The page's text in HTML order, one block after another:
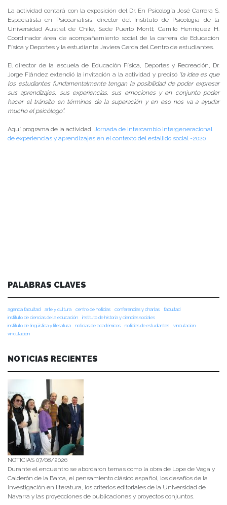
La actividad contará con la exposición del Dr. En Psicología José Carrera S.
Especialista en Psicoanálisis, director del Instituto de Psicología de la
Universidad Austral de Chile, Sede Puerto Montt; Camilo Henríquez H.
Coordinador área de acompañamiento social de la carrera de Educación
Física y Deportes y la estudiante Javiera Cerda del Centro de estudiantes.
El director de la escuela de Educación Física, Deportes y Recreación, Dr.
Jorge Flández extendió la invitación a la actividad y precisó “la idea es que
los estudiantes fundamentalmente tengan la posibilidad de poder expresar
sus aprendizajes, sus experiencias, sus emociones y en conjunto poder
hacer el tránsito en términos de la superación y en eso nos va a ayudar
mucho el psicólogo”.
Aquí programa de la actividad Jornada de intercambio intergeneracional
de experiencias y aprendizajes en el contexto del estallido social -2020
PALABRAS CLAVES
agenda facultad arte y cultura centro de noticias conferencias y charlas
facultad
instituto de ciencias de la educación
instituto de historia y ciencias sociales
instituto de lingüística y literatura
noticias de académicos noticias de estudiantes
vinculacion
vinculación
NOTICIAS RECIENTES
NOTICIAS 07/08/2026
Durante el encuentro se abordaron temas como la obra de Lope de Vega y
Calderón de la Barca, el pensamiento clásico español, los desafíos de la
investigación en literatura, los criterios editoriales de la Universidad de
Navarra y las proyecciones de publicaciones y proyectos conjuntos.